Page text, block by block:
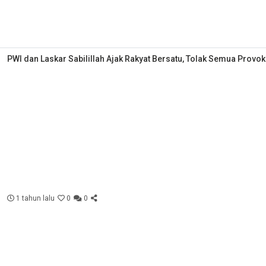
PWI dan Laskar Sabilillah Ajak Rakyat Bersatu, Tolak Semua
1 tahun lalu 0 0